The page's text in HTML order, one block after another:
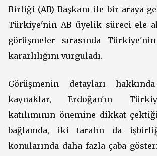
Birliği (AB) Başkanı ile bir araya
Türkiye'nin AB üyelik süreci ele
görüşmeler sırasında
kararlılığını vurguladı.
Görüşmenin detayları
kaynaklar, Erdoğan'ın
katılımının önemine dikkat
bağlamda, iki tarafın da
konularında daha fazla çaba